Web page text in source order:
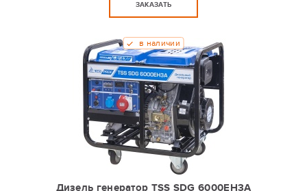
ЗАКАЗАТЬ
Дизель генератор TSS SDG 6000EH3A
в наличии